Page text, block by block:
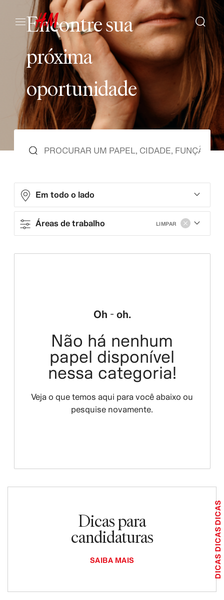
Encontresua
próxima
oportunidade
Em todo o lado
Áreas de trabalho LIMPAR
Oh - oh.
Não há nenhum
papel disponível
nessa categoria!
Veja o que temos aqui para você abaixo ou
pesquise novamente.
Dicas para
candidaturas
SAIBA MAIS DICAS
DICAS
DICAS